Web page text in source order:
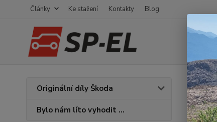
Články Ke stažení Kontakty Blog
Originální díly Škoda
Bylo nám líto vyhodit ...
Úvod
moto